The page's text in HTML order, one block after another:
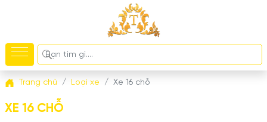
Trang chủ Loại xe Xe 16 chỗ
XE 16 CHỖ